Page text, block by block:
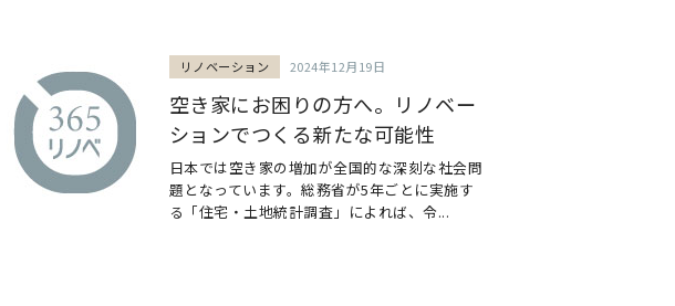
リノベーション 2024年12月19日
空き家にお困りの方へ。リノベー
ションでつくる新たな可能性
日本では空き家の増加が全国的な深刻な社会問
題となっています。総務省が5年ごとに実施す
る「住宅・土地統計調査」によれば、令...